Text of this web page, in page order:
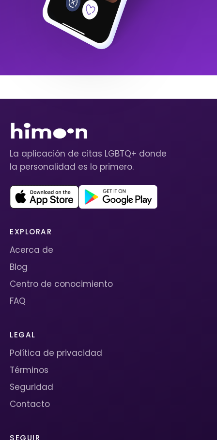
La aplicación de citas LGBTQ+ donde
la personalidad es lo primero.
EXPLORAR
Acerca de
Blog
Centro de conocimiento
FAQ
LEGAL
Política de privacidad
Términos
Seguridad
Contacto